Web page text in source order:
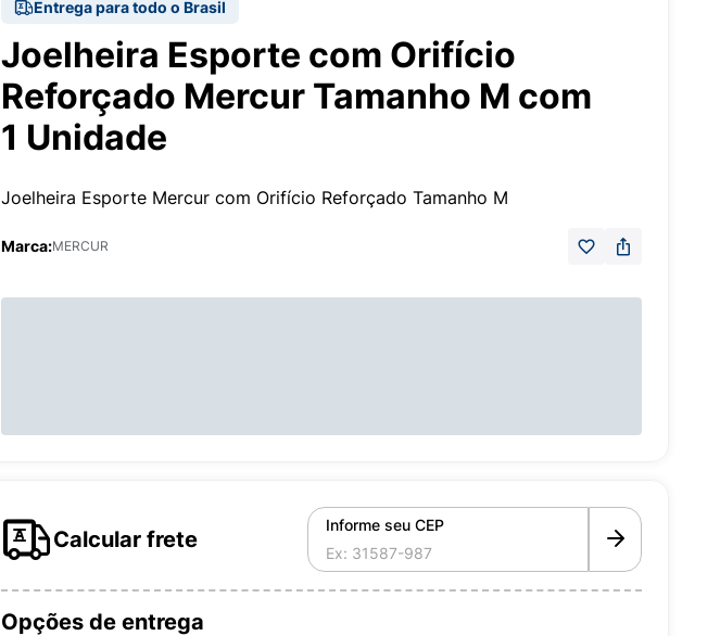
Entrega para todo o Brasil
Joelheira Esporte com Orifício
Reforçado Mercur Tamanho M com
1 Unidade
Joelheira Esporte Mercur com Orifício Reforçado Tamanho M
Marca:MERCUR
Calcular frete
Informe seu CEP
Opções de entrega